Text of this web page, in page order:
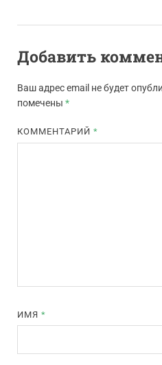
Добавить
Ваш адрес email не будет
помечены *
КОММЕНТАРИЙ*
ИМЯ*